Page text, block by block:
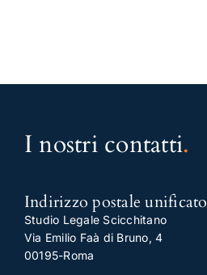
I nostri contatti.
Indirizzo postale unificato
Studio Legale Scicchitano
Via Emilio Faà di Bruno, 4
00195-Roma